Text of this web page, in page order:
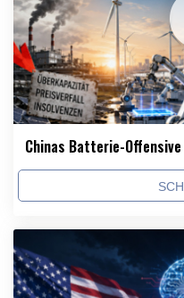
Chinas Batterie-Offensive